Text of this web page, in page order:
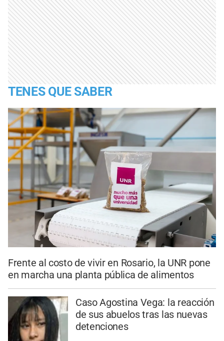
TENES QUE SABER
Frente al costo de vivir en Rosario, la UNR pone
en marcha una planta pública de alimentos
Caso Agostina Vega: la reacción
de sus abuelos tras las nuevas
detenciones